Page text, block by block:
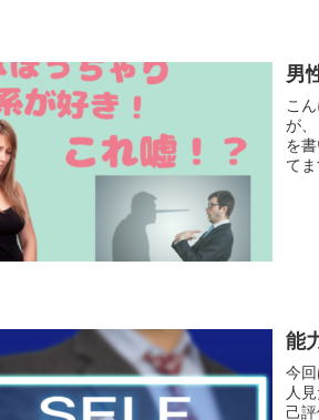
男
こんにち
が、 某メンタリストさんの話やYouTube上で情報収集をし
を書いています
て
能
今回
人見たこ
己評価